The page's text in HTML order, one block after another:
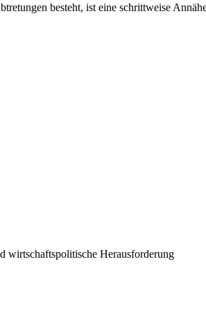
besteht, ist eine schrittweise
wirtschaftspolitische Herausforderung